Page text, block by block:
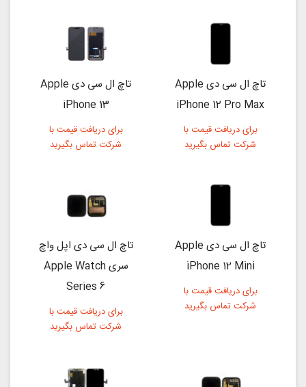
تاچ ال سی دی Apple
iPhone 12 Pro Max
برای دریافت قیمت با
شرکت تماس بگیرید
تاچ ال سی دی Apple
iPhone 13
برای دریافت قیمت با
شرکت تماس بگیرید
تاچ ال سی دی Apple
iPhone 12 Mini
برای دریافت قیمت با
شرکت تماس بگیرید
تاچ ال سی دی اپل واچ
سری Apple Watch
Series 6
برای دریافت قیمت با
شرکت تماس بگیرید